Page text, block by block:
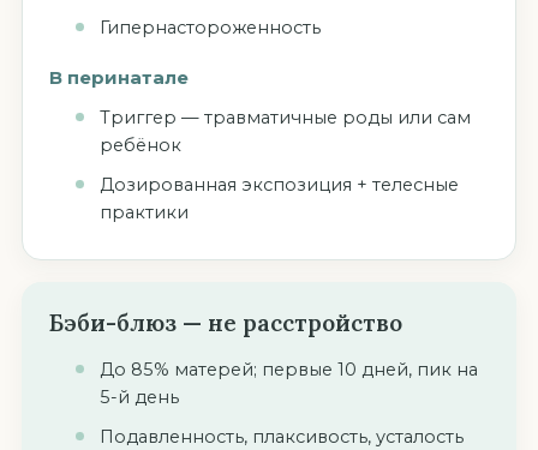
Гипернастороженность
В перинатале
Триггер — травматичные роды или сам
ребёнок
Дозированная экспозиция + телесные
практики
Бэби-блюз — не расстройство
До 85% матерей; первые 10 дней, пик на
5-й день
Подавленность, плаксивость, усталость